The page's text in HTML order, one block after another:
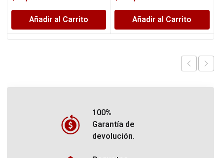
Añadir al Carrito
Añadir al Carrito
100%
Garantía de
devolución.